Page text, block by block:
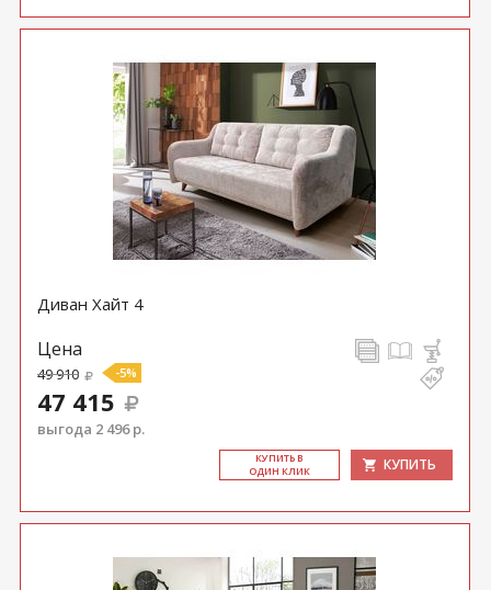
Диван Хайт 4
Цена
49 910 -5%
47 415
выгода 2 496 р.
КУ­ПИТЬ В
ОДИН КЛИК
КУПИТЬ